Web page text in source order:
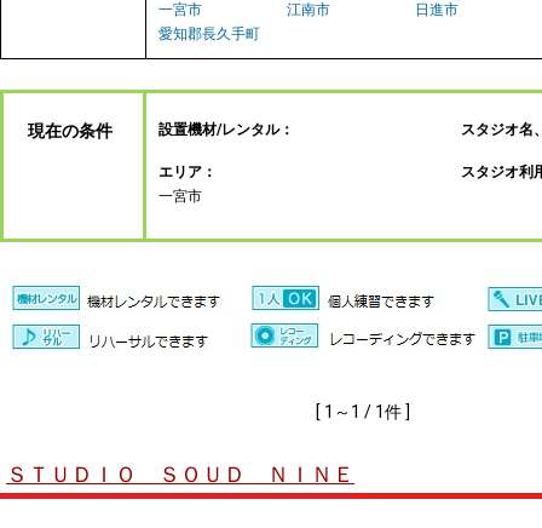
一宮市
江南市
日進市
愛知郡長久手町
現在の条件 設置機材/レンタル：
エリア：
一宮市
スタジオ名
スタジオ利
[ 1～1 / 1件 ]
ＳＴＵＤＩＯ ＳＯＵＤ ＮＩＮＥ